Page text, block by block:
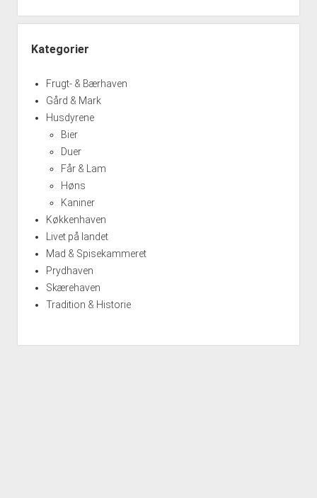
Kategorier
Frugt- & Bærhaven
Gård & Mark
Husdyrene
Bier
Duer
Får & Lam
Høns
Kaniner
Køkkenhaven
Livet på landet
Mad & Spisekammeret
Prydhaven
Skærehaven
Tradition & Historie